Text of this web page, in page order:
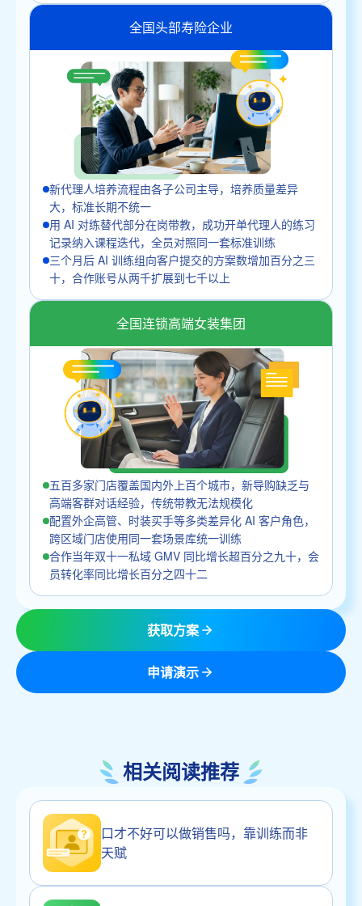
全国头部寿险企业
新代理人培养流程由各子公司主导，培养质量差异
大，标准长期不统一
用 AI 对练替代部分在岗带教，成功开单代理人的练习
记录纳入课程迭代，全员对照同一套标准训练
三个月后 AI 训练组向客户提交的方案数增加百分之三
十，合作账号从两千扩展到七千以上
全国连锁高端女装集团
五百多家门店覆盖国内外上百个城市，新导购缺乏与
高端客群对话经验，传统带教无法规模化
配置外企高管、时装买手等多类差异化 AI 客户角色，
跨区域门店使用同一套场景库统一训练
合作当年双十一私域 GMV 同比增长超百分之九十，会
员转化率同比增长百分之四十二
获取方案
申请演示
相关阅读推荐
口才不好可以做销售吗，靠训练而非
天赋